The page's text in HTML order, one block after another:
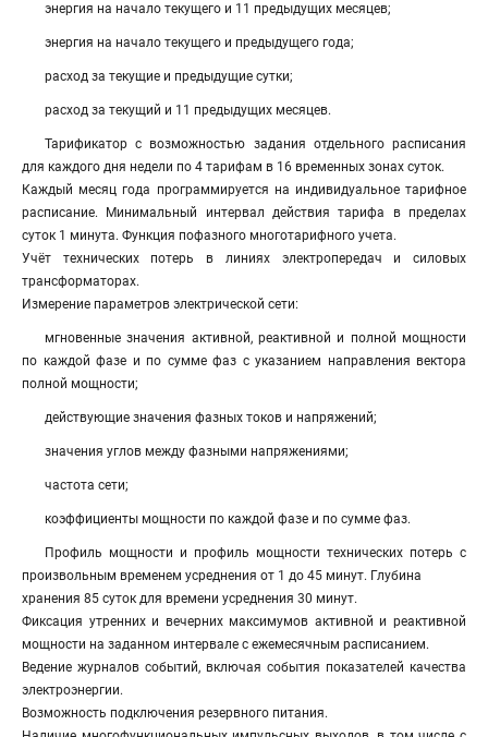
энергия на начало текущего и 11 предыдущих месяцев;
энергия на начало текущего и предыдущего года;
расход за текущие и предыдущие сутки;
расход за текущий и 11 предыдущих месяцев.
Тарификатор с возможностью задания отдельного расписания
для каждого дня недели по 4 тарифам в 16 временных зонах суток.
Каждый месяц года программируется на индивидуальное тарифное
расписание. Минимальный интервал действия тарифа в пределах
суток 1 минута. Функция пофазного многотарифного учета.
Учёт технических потерь в линиях электропередач и силовых
трансформаторах.
Измерение параметров электрической сети:
мгновенные значения активной, реактивной и полной мощности
по каждой фазе и по сумме фаз с указанием направления вектора
полной мощности;
действующие значения фазных токов и напряжений;
значения углов между фазными напряжениями;
частота сети;
коэффициенты мощности по каждой фазе и по сумме фаз.
Профиль мощности и профиль мощности технических потерь с
произвольным временем усреднения от 1 до 45 минут. Глубина
хранения 85 суток для времени усреднения 30 минут.
Фиксация утренних и вечерних максимумов активной и реактивной
мощности на заданном интервале с ежемесячным расписанием.
Ведение журналов событий, включая события показателей качества
электроэнергии.
Возможность подключения резервного питания.